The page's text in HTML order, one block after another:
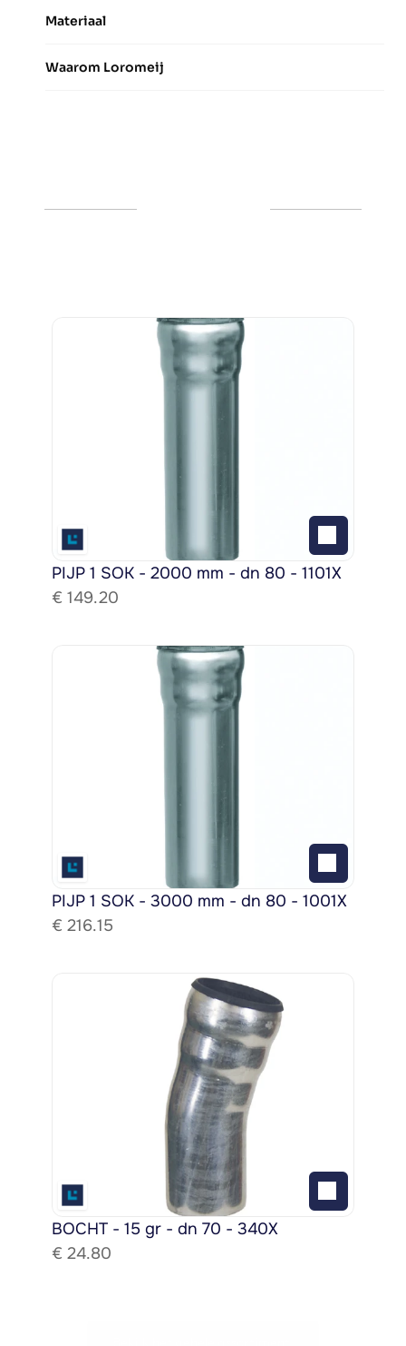
Materiaal
Waarom Loromeij
PIJP 1 SOK - 2000 mm - dn 80 - 1101X
€ 149.20
PIJP 1 SOK - 3000 mm - dn 80 - 1001X
€ 216.15
BOCHT - 15 gr - dn 70 - 340X
€ 24.80